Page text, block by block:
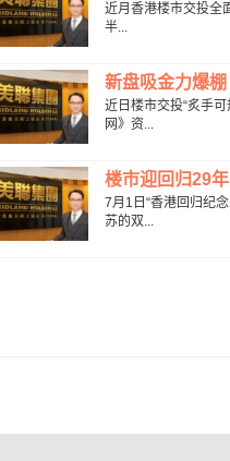
近月香港楼市交投全
半...
新盘吸金力爆
近日楼市交投“炙手
网》资...
楼市迎回归29
7月1日“香港回归纪
苏的双...